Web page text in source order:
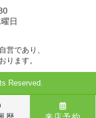
日
営であり、
ります。
Reserved.